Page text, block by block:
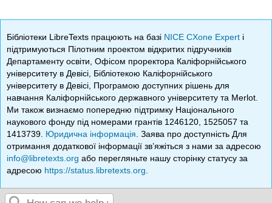
Бібліотеки LibreTexts працюють на базі NICE CXone Expert і
підтримуються Пілотним проектом відкритих підручників
Департаменту освіти, Офісом проректора Каліфорнійського
університету в Девісі, Бібліотекою Каліфорнійського
університету в Девісі, Програмою доступних рішень для
навчання Каліфорнійського державного університету та Merlot.
Ми також визнаємо попередню підтримку Національного
наукового фонду під номерами грантів 1246120, 1525057 та
1413739. Юридична інформація . Заява про доступність Для
отримання додаткової інформації зв’яжіться з нами за адресою
info@libretexts.org або перегляньте нашу сторінку статусу за
адресою https://status.libretexts.org